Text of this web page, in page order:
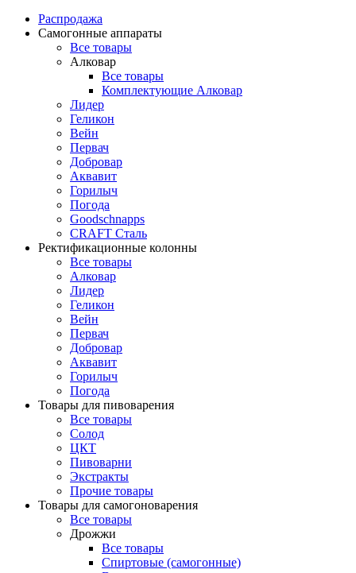
Распродажа
Самогонные аппараты
Все товары
Алковар
Все товары
Комплектующие Алковар
Лидер
Геликон
Вейн
Первач
Добровар
Аквавит
Горилыч
Погода
Goodschnapps
CRAFT Сталь
Ректификационные колонны
Все товары
Алковар
Лидер
Геликон
Вейн
Первач
Добровар
Аквавит
Горилыч
Погода
Товары для пивоварения
Все товары
Солод
ЦКТ
Пивоварни
Экстракты
Прочие товары
Товары для самогоноварения
Все товары
Дрожжи
Все товары
Спиртовые (самогонные)